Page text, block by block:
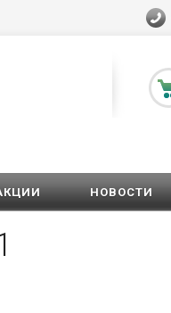
НОВОСТИ